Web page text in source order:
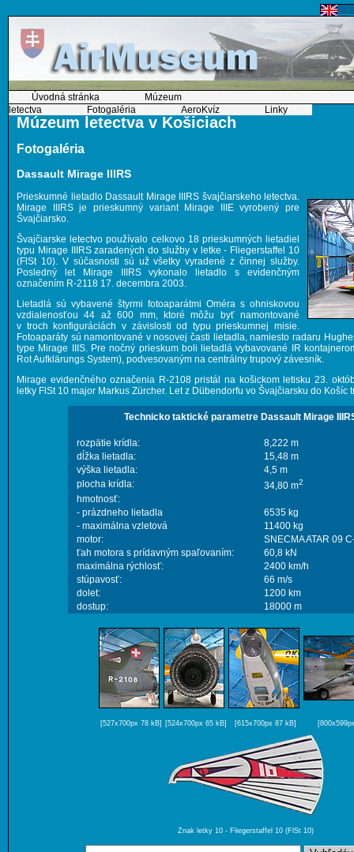
Úvodná stránka
Múzeum
letectva
Fotogaléria AeroKvíz Linky
Múzeum letectva v Košiciach
Fotogaléria
Dassault Mirage IIIRS
Prieskumné lietadlo Dassault Mirage IIIRS švajčiarskeho letectva.
Mirage IIIRS je prieskumný variant Mirage IIIE vyrobený pre
Švajčiarsko.
Švajčiarske letectvo používalo celkovo 18 prieskumných lietadiel
typu Mirage IIIRS zaradených do služby v letke - Fliegerstaffel 10
(FlSt 10). V súčasnosti sú už všetky vyradené z činnej služby.
Posledný let Mirage IIIRS vykonalo lietadlo s evidenčným
označením R-2118 17. decembra 2003.
Lietadlá sú vybavené štyrmi fotoaparátmi Oméra s ohniskovou
vzdialenosťou 44 až 600 mm, ktoré môžu byť namontované
v troch konfiguráciách v závislosti od typu prieskumnej misie.
Fotoaparáty sú namontované v nosovej časti lietadla, namiesto radaru
type Mirage IIIS. Pre nočný prieskum boli lietadlá vybavované IR
Rot Aufklärungs System), podvesovaným na centrálny trupový závesník.
Mirage evidenčného označenia R-2108 pristál na košickom letisku 23.
letky FlSt 10 major Markus Zürcher. Let z Dübendorfu vo Švajčiarsku do Košíc
Technicko taktické parametre Dassault Mirage
rozpätie krídla:
8,222 m
dĺžka lietadla:
15,48 m
výška lietadla:
4,5 m
plocha krídla:
34,80 m2
hmotnosť:
- prázdneho lietadla
6535 kg
- maximálna vzletová
11400 kg
motor:
SNECMA ATAR 09
ťah motora s prídavným spaľovaním:
60,8 kN
maximálna rýchlosť:
2400 km/h
stúpavosť:
66 m/s
dolet:
1200 km
dostup:
18000 m
[527x700px 78 kB] [524x700px 65 kB] [615x700px 87 kB]
Znak letky 10 - Fliegerstaffel 10 (FlSt 10)